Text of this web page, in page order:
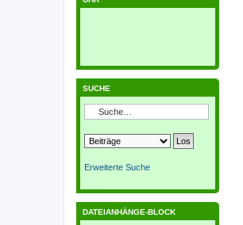
SUCHE
Erweiterte Suche
DATEIANHÄNGE-BLOCK